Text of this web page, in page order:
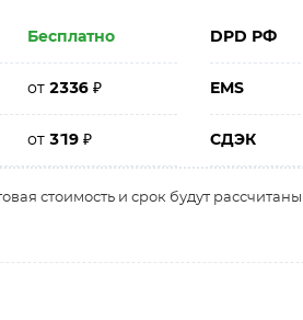
Бесплатно DPD РФ
от2336₽ EMS
от319₽ СДЭК
стоимость и срок будут